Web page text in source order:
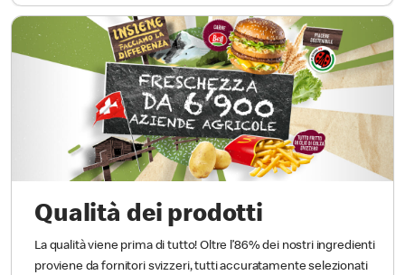
Qualità dei prodotti
La qualità viene prima di tutto! Oltre l’86% dei nostri ingredienti
proviene da fornitori svizzeri, tutti accuratamente selezionati